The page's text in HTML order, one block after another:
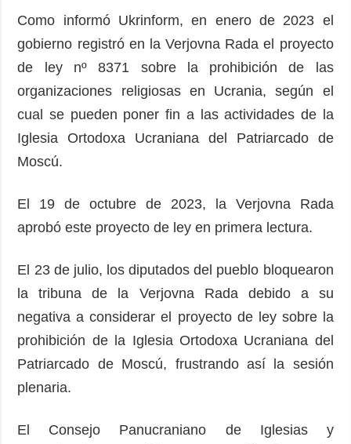
Como informó Ukrinform, en enero de 2023 el
gobierno registró en la Verjovna Rada el proyecto
de ley nº 8371 sobre la prohibición de las
organizaciones religiosas en Ucrania, según el
cual se pueden poner fin a las actividades de la
Iglesia Ortodoxa Ucraniana del Patriarcado de
Moscú.
El 19 de octubre de 2023, la Verjovna Rada
aprobó este proyecto de ley en primera lectura.
El 23 de julio, los diputados del pueblo bloquearon
la tribuna de la Verjovna Rada debido a su
negativa a considerar el proyecto de ley sobre la
prohibición de la Iglesia Ortodoxa Ucraniana del
Patriarcado de Moscú, frustrando así la sesión
plenaria.
El Consejo Panucraniano de Iglesias y